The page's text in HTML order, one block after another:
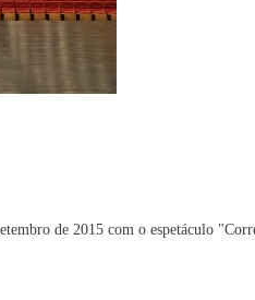
de 2015 com o espetáculo